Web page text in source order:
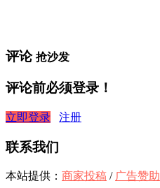
评论 抢沙发
评论前必须登录！
立即登录 注册
联系我们
本站提供： 商家投稿 / 广告赞助